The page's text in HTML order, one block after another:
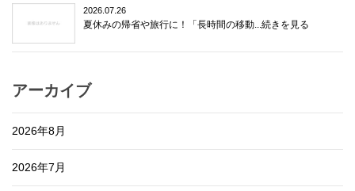
2026.07.26
夏休みの帰省や旅行に！「長時間の移動...続きを見る
アーカイブ
2026年8月
2026年7月